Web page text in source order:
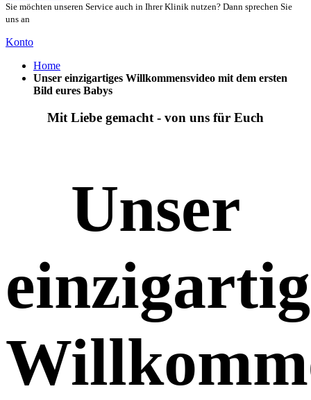
Sie möchten unseren Service auch in Ihrer Klinik nutzen? Dann sprechen Sie
uns an
Konto
Home
Unser einzigartiges Willkommensvideo mit dem ersten
Bild eures Babys
Mit Liebe gemacht - von uns für Euch
Unser